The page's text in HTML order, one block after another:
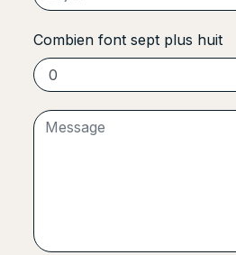
Combien font sept plus huit